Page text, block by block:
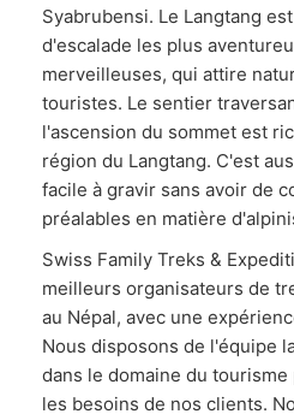
Syabrubensi. Le Langtang
d'escalade les plus
merveilleuses, qui attire
touristes. Le sentier
l'ascension du sommet est
région du Langtang. C'est
facile à gravir sans avoir de
préalables en matière
Swiss Family Treks &
meilleurs organisateurs de
au Népal, avec une
Nous disposons de l'équipe
dans le domaine du
les besoins de nos clients.